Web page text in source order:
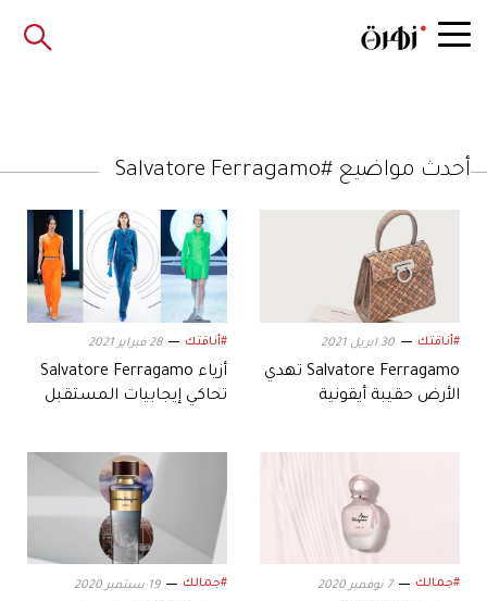
أحدث مواضيع #Salvatore Ferragamo
#أناقتك 30 ابريل 2021
Salvatore Ferragamo تهدي
الأرض حقيبة أيقونية
#أناقتك 28 فبراير 2021
أزياء Salvatore Ferragamo
تحاكي إيجابيات المستقبل
#جمالك 7 نوفمبر 2020 #جمالك 19 سبتمبر 2020